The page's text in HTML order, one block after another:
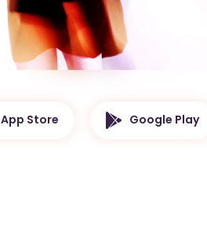
App Store Google Play